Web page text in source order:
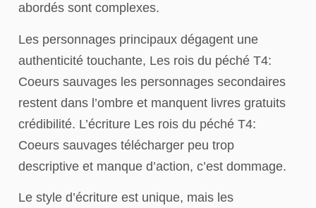
abordés sont complexes.
Les personnages principaux dégagent une
authenticité touchante, Les rois du péché T4:
Coeurs sauvages les personnages secondaires
restent dans l’ombre et manquent livres gratuits
crédibilité. L’écriture Les rois du péché T4:
Coeurs sauvages télécharger peu trop
descriptive et manque d’action, c’est dommage.
Le style d’écriture est unique, mais les